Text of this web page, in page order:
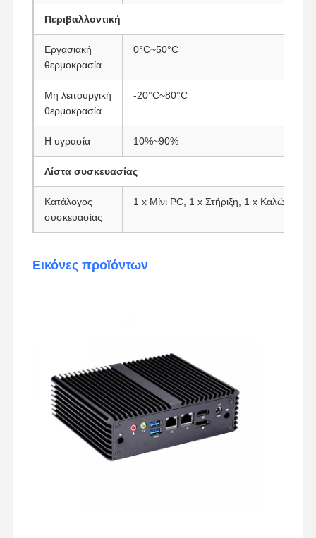
Περιβαλλοντική
Εργασιακή
θερμοκρασία
0°C~50°C
Μη λειτουργική
θερμοκρασία
-20°C~80°C
Η υγρασία 10%~90%
Λίστα συσκευασίας
Κατάλογος
συσκευασίας
1 x Μίνι PC, 1 x Στήριξη, 1 x Καλώδιο
Εικόνες προϊόντων